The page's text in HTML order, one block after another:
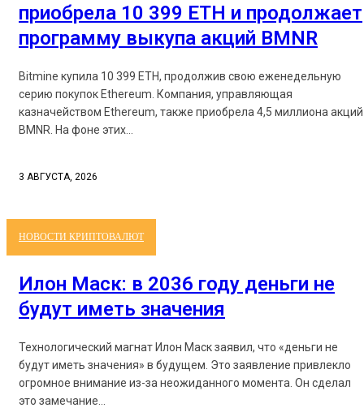
приобрела 10 399 ETH и продолжает
программу выкупа акций BMNR
Bitmine купила 10 399 ETH, продолжив свою еженедельную
серию покупок Ethereum. Компания, управляющая
казначейством Ethereum, также приобрела 4,5 миллиона акций
BMNR. На фоне этих...
3 АВГУСТА, 2026
НОВОСТИ КРИПТОВАЛЮТ
Илон Маск: в 2036 году деньги не
будут иметь значения
Технологический магнат Илон Маск заявил, что «деньги не
будут иметь значения» в будущем. Это заявление привлекло
огромное внимание из-за неожиданного момента. Он сделал
это замечание...